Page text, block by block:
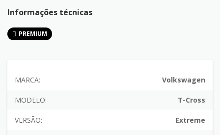
Informações técnicas
PREMIUM
MARCA: Volkswagen
MODELO: T-Cross
VERSÃO: Extreme